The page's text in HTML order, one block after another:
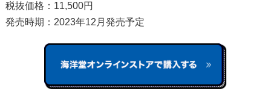
税抜価格：11,500円
発売時期：2023年12月発売予定